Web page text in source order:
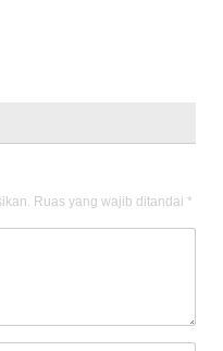
Ruas yang wajib ditandai *